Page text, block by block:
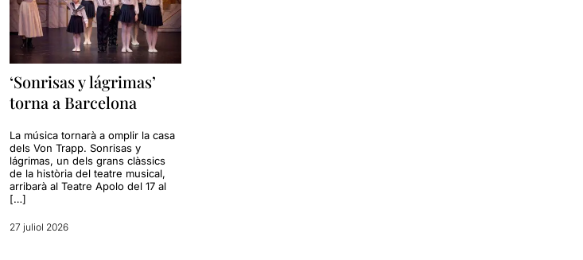
‘Sonrisas y lágrimas’
torna a Barcelona
La música tornarà a omplir la casa
dels Von Trapp. Sonrisas y
lágrimas, un dels grans clàssics
de la història del teatre musical,
arribarà al Teatre Apolo del 17 al
[…]
27 juliol 2026